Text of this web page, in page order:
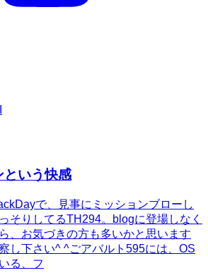
という快感
で、見事にミッションブローし
そりしてるTH294。blogに登場しなく
、お気づきの方も多いかと思います
し下さい^ ^ごアバルト595には、OS
る、フ